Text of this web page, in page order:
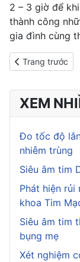
2 – 3 giờ để
thành công
gia đình cùng
Previous article:
Trang trước
XEM
Đo tốc độ
nhiễm trùng
Siêu âm tim
Phát hiện rủi
khoa Tim
Siêu âm tim
bụng mẹ
Xét nghiệm